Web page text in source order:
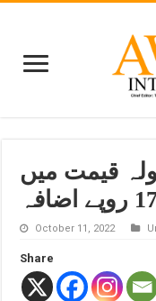
قیمت میں
October 11, 2022
Share